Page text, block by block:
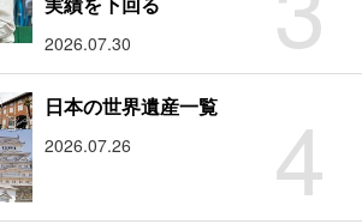
2026.07.30
4
日本の世界遺産一覧
2026.07.26